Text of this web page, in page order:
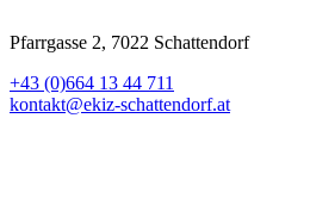
Pfarrgasse 2, 7022 Schattendorf
+43 (0)664 13 44 711
kontakt@ekiz-schattendorf.at